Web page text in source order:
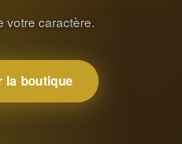
votre caractère.
la boutique